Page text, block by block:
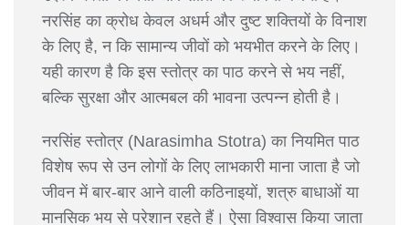
नरसिंह का क्रोध केवल अधर्म और दुष्ट शक्तियों के विनाश
के लिए है, न कि सामान्य जीवों को भयभीत करने के लिए।
यही कारण है कि इस स्तोत्र का पाठ करने से भय नहीं,
बल्कि सुरक्षा और आत्मबल की भावना उत्पन्न होती है।
नरसिंह स्तोत्र (Narasimha Stotra) का नियमित पाठ
विशेष रूप से उन लोगों के लिए लाभकारी माना जाता है जो
जीवन में बार-बार आने वाली कठिनाइयों, शत्रु बाधाओं या
मानसिक भय से परेशान रहते हैं। ऐसा विश्वास किया जाता